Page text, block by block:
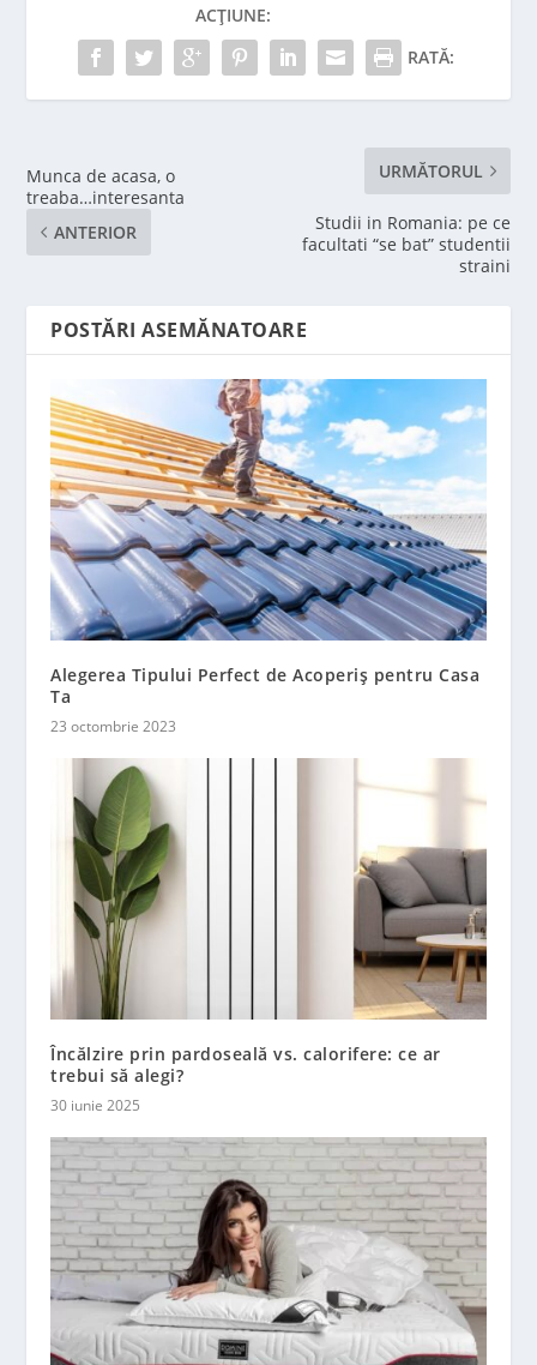
ACȚIUNE:
RATĂ:
Munca de acasa, o
treaba…interesanta
ANTERIOR
URMĂTORUL
Studii in Romania: pe ce
facultati “se bat” studentii
straini
POSTĂRI ASEMĂNATOARE
Alegerea Tipului Perfect de Acoperiș pentru Casa
Ta
23 octombrie 2023
Încălzire prin pardoseală vs. calorifere: ce ar
trebui să alegi?
30 iunie 2025